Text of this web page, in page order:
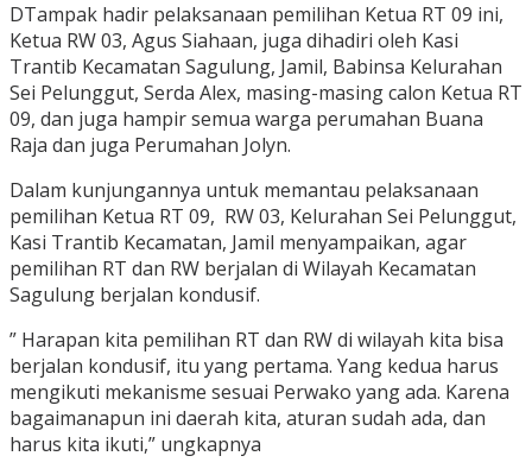
DTampak hadir pelaksanaan pemilihan Ketua RT 09 ini,
Ketua RW 03, Agus Siahaan, juga dihadiri oleh Kasi
Trantib Kecamatan Sagulung, Jamil, Babinsa Kelurahan
Sei Pelunggut, Serda Alex, masing-masing calon Ketua RT
09, dan juga hampir semua warga perumahan Buana
Raja dan juga Perumahan Jolyn.
Dalam kunjungannya untuk memantau pelaksanaan
pemilihan Ketua RT 09, RW 03, Kelurahan Sei Pelunggut,
Kasi Trantib Kecamatan, Jamil menyampaikan, agar
pemilihan RT dan RW berjalan di Wilayah Kecamatan
Sagulung berjalan kondusif.
” Harapan kita pemilihan RT dan RW di wilayah kita bisa
berjalan kondusif, itu yang pertama. Yang kedua harus
mengikuti mekanisme sesuai Perwako yang ada. Karena
bagaimanapun ini daerah kita, aturan sudah ada, dan
harus kita ikuti,” ungkapnya